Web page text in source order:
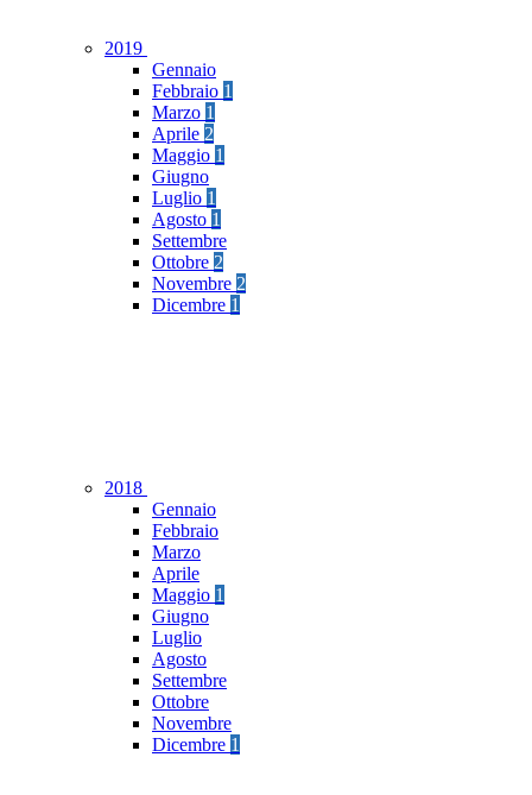
2019
Gennaio
Febbraio 1
Marzo 1
Aprile 2
Maggio 1
Giugno
Luglio 1
Agosto 1
Settembre
Ottobre 2
Novembre 2
Dicembre 1
2018
Gennaio
Febbraio
Marzo
Aprile
Maggio 1
Giugno
Luglio
Agosto
Settembre
Ottobre
Novembre
Dicembre 1